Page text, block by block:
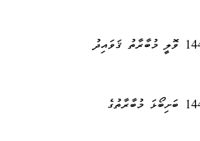
އިސްދޫ ޢީދު އުފާ 1446 ބަށިބޯޅަ މުބާރާތުގެ